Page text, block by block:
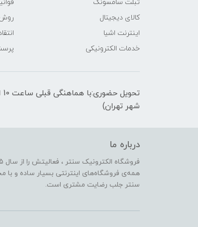
تبلت سامسونگ
کالای دیجیتال
اینترنت اشیا
خدمات الکترونیکی
روش
شهر تهران)
درباره ما
همه‌ی فروشگاه‌های اینترنتی بسیار ساده و
سنتر جلب رضایت مشتری است.